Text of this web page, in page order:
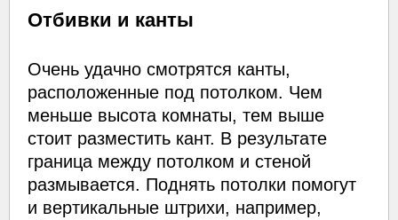
Отбивки и канты
Очень удачно смотрятся канты,
расположенные под потолком. Чем
меньше высота комнаты, тем выше
стоит разместить кант. В результате
граница между потолком и стеной
размывается. Поднять потолки помогут
и вертикальные штрихи, например,